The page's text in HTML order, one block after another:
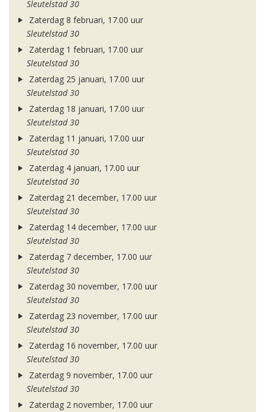
Sleutelstad 30
Zaterdag 8 februari, 17.00 uur
Sleutelstad 30
Zaterdag 1 februari, 17.00 uur
Sleutelstad 30
Zaterdag 25 januari, 17.00 uur
Sleutelstad 30
Zaterdag 18 januari, 17.00 uur
Sleutelstad 30
Zaterdag 11 januari, 17.00 uur
Sleutelstad 30
Zaterdag 4 januari, 17.00 uur
Sleutelstad 30
Zaterdag 21 december, 17.00 uur
Sleutelstad 30
Zaterdag 14 december, 17.00 uur
Sleutelstad 30
Zaterdag 7 december, 17.00 uur
Sleutelstad 30
Zaterdag 30 november, 17.00 uur
Sleutelstad 30
Zaterdag 23 november, 17.00 uur
Sleutelstad 30
Zaterdag 16 november, 17.00 uur
Sleutelstad 30
Zaterdag 9 november, 17.00 uur
Sleutelstad 30
Zaterdag 2 november, 17.00 uur